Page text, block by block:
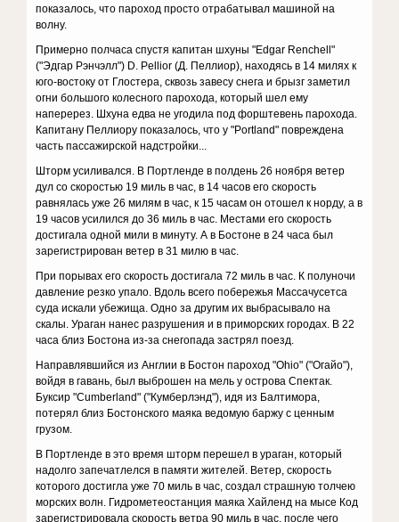
показалось, что пароход просто отрабатывал машиной на
волну.
Примерно полчаса спустя капитан шхуны "Edgar Renchell"
("Эдгар Рэнчэлл") D. Pellior (Д. Пеллиор), находясь в 14 милях к
юго-востоку от Глостера, сквозь завесу снега и брызг заметил
огни большого колесного парохода, который шел ему
наперерез. Шхуна едва не угодила под форштевень парохода.
Капитану Пеллиору показалось, что у "Portland" повреждена
часть пассажирской надстройки...
Шторм усиливался. В Портленде в полдень 26 ноября ветер
дул со скоростью 19 миль в час, в 14 часов его скорость
равнялась уже 26 милям в час, к 15 часам он отошел к норду, а в
19 часов усилился до 36 миль в час. Местами его скорость
достигала одной мили в минуту. А в Бостоне в 24 часа был
зарегистрирован ветер в 31 милю в час.
При порывах его скорость достигала 72 миль в час. К полуночи
давление резко упало. Вдоль всего побережья Массачусетса
суда искали убежища. Одно за другим их выбрасывало на
скалы. Ураган нанес разрушения и в приморских городах. В 22
часа близ Бостона из-за снегопада застрял поезд.
Направлявшийся из Англии в Бостон пароход "Ohio" ("Огайо"),
войдя в гавань, был выброшен на мель у острова Спектак.
Буксир "Cumberland" ("Кумберлэнд"), идя из Балтимора,
потерял близ Бостонского маяка ведомую баржу с ценным
грузом.
В Портленде в это время шторм перешел в ураган, который
надолго запечатлелся в памяти жителей. Ветер, скорость
которого достигла уже 70 миль в час, создал страшную толчею
морских волн. Гидрометеостанция маяка Хайленд на мысе Код
зарегистрировала скорость ветра 90 миль в час, после чего